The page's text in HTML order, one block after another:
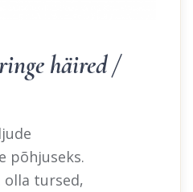
häired /
põhjuseks.
olla tursed,